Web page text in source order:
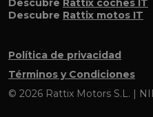
Descubre Rattix motos IT
Política de privacidad
Términos y Condiciones
© 2026 Rattix Motors S.L. |